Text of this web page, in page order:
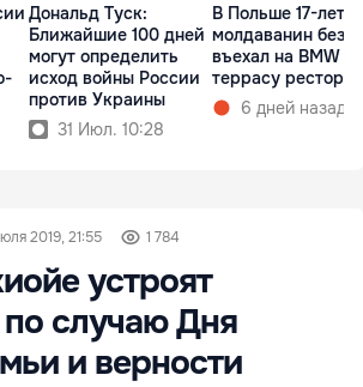
Дональд Туск:
Ближайшие 100 дней
могут определить
исход войны России
против Украины
31 Июл. 10:28
В Польше 17-
молдаванин без
въехал на BMW в
террасу
6 дней назад
2019, 21:55 1 784
устроят
случаю Дня
и верности